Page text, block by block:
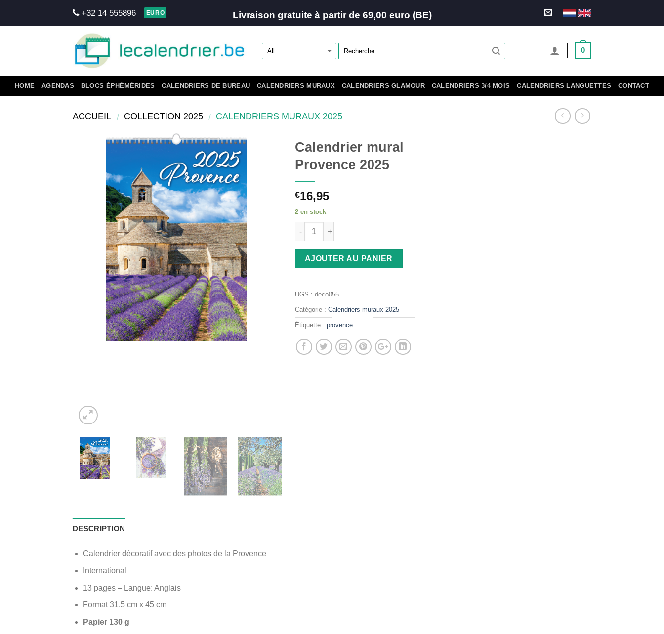
+32 14 555896 EURO Livraison gratuite à partir de 69,00 euro (BE)
0
HOME AGENDAS BLOCS ÉPHÉMÉRIDES CALENDRIERS DE BUREAU CALENDRIERS MURAUX CALENDRIERS GLAMOUR CALENDRIERS 3/4 MOIS CALENDRIERS LANGUETTES CONTACT
ACCUEIL / COLLECTION 2025 / CALENDRIERS MURAUX 2025
Calendrier mural
Provence 2025
€16,95
2 en stock
AJOUTER AU PANIER
UGS : deco055
Catégorie : Calendriers muraux 2025
Étiquette : provence
DESCRIPTION
Calendrier décoratif avec des photos de la Provence
International
13 pages – Langue: Anglais
Format 31,5 cm x 45 cm
Papier 130 g